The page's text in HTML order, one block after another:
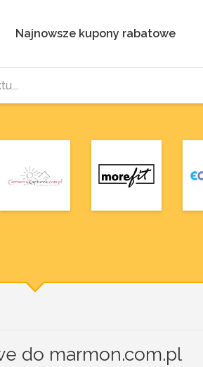
Najnowsze kupony rabatowe
do marmon.com.pl